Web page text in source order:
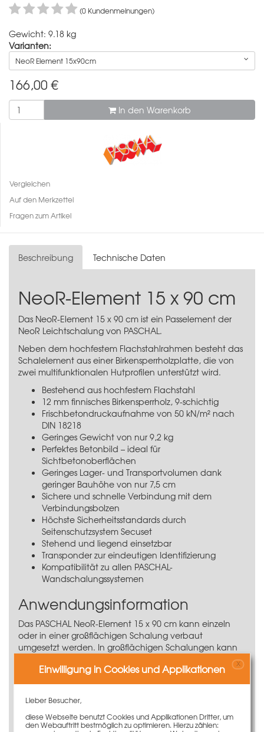
(0 Kundenmeinungen)
Gewicht: 9.18 kg
Varianten:
NeoR Element 15x90cm
166,00 €
In den Warenkorb
Vergleichen
Auf den Merkzettel
Fragen zum Artikel
Beschreibung Technische Daten
NeoR-Element 15 x 90 cm
Das NeoR-Element 15 x 90 cm ist ein Passelement der
NeoR Leichtschalung von PASCHAL.
Neben dem hochfestem Flachstahlrahmen besteht das
Schalelement aus einer Birkensperrholzplatte, die von
zwei multifunktionalen Hutprofilen unterstützt wird.
Bestehend aus hochfestem Flachstahl
12 mm finnisches Birkensperrholz, 9-schichtig
Frischbetondruckaufnahme von 50 kN/m² nach
DIN 18218
Geringes Gewicht von nur 9,2 kg
Perfektes Betonbild – ideal für
Sichtbetonoberflächen
Geringes Lager- und Transportvolumen dank
geringer Bauhöhe von nur 7,5 cm
Sichere und schnelle Verbindung mit dem
Verbindungsbolzen
Höchste Sicherheitsstandards durch
Seitenschutzsystem Secuset
Stehend und liegend einsetzbar
Transponder zur eindeutigen Identifizierung
Kompatibilität zu allen PASCHAL-
Wandschalungssystemen
Anwendungsinformation
Das PASCHAL NeoR-Element 15 x 90 cm kann einzeln
oder in einer großflächigen Schalung verbaut
umgesetzt werden. In großflächigen Schalungen kann
das NeoR-Element 15 x 90 cm ganz einfach und schnell
vertikal und horizontal mitVerbindungsbolzen
angebaut werden.
Durch Anbringen des
NeoR-Element 15 x 90 cm liegend als Fundament- oder
Bodenplattenabschalung dienen.
Einwilligung in Cookies und Applikationen X
Lieber Besucher,
diese Webseite benutzt Cookies und Applikationen Dritter, um
den Webauftritt bestmöglich zu optimieren. Hierzu zählen: